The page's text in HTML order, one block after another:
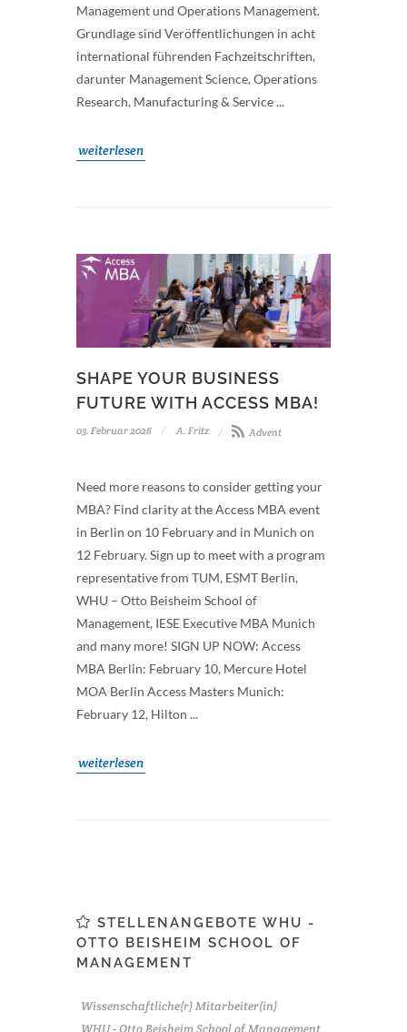
Management und Operations Management.
Grundlage sind Veröffentlichungen in acht
international führenden Fachzeitschriften,
darunter Management Science, Operations
Research, Manufacturing & Service ...
weiterlesen
SHAPE YOUR BUSINESS
FUTURE WITH ACCESS MBA!
03. Februar 2026 A. Fritz Advent
Need more reasons to consider getting your
MBA? Find clarity at the Access MBA event
in Berlin on 10 February and in Munich on
12 February. Sign up to meet with a program
representative from TUM, ESMT Berlin,
WHU – Otto Beisheim School of
Management, IESE Executive MBA Munich
and many more! SIGN UP NOW: Access
MBA Berlin: February 10, Mercure Hotel
MOA Berlin Access Masters Munich:
February 12, Hilton ...
weiterlesen
STELLENANGEBOTE WHU -
OTTO BEISHEIM SCHOOL OF
MANAGEMENT
Wissenschaftliche(r) Mitarbeiter(in)
WHU - Otto Beisheim School of Management